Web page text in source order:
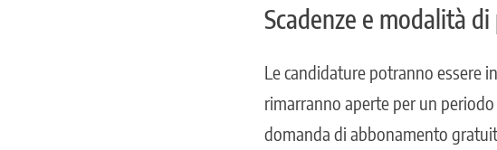
Scadenze e modalità
Le candidature potranno essere
rimarranno aperte per un
domanda di abbonamento